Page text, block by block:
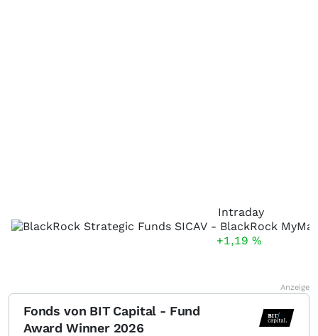
Intraday
+1,19 %
Anzeige
Fonds von BIT Capital - Fund
Award Winner 2026